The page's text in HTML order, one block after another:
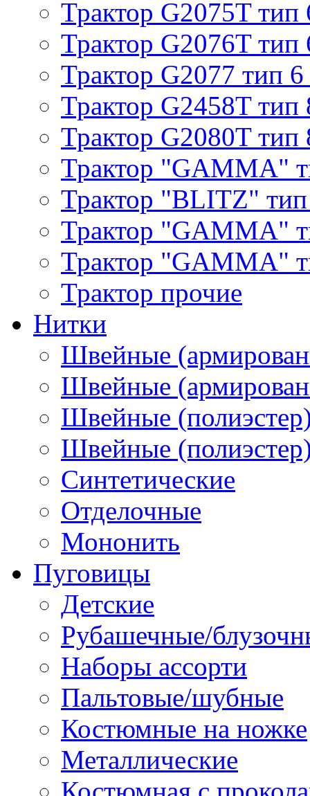
Трактор G2075T тип
Трактор G2076T тип
Трактор G2077 тип 6
Трактор G2458T тип
Трактор G2080T тип
Трактор "GAMMA"
Трактор "BLITZ"
Трактор "GAMMA"
Трактор "GAMMA"
Трактор прочие
Нитки
Швейные
Швейные
Швейные
Швейные
Синтетические
Отделочные
Мононить
Пуговицы
Детские
Рубашечные/
Наборы ассорти
Пальтовые/шубные
Костюмные на ножке
Металлические